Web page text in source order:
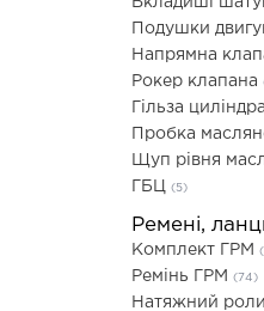
Подушки
Напрямна
Рокер клапана
Гільза циліндра
Пробка
Щуп рівня
ГБЦ (5)
Ремені,
Комплект ГРМ
Ремінь ГРМ (74)
Натяжний